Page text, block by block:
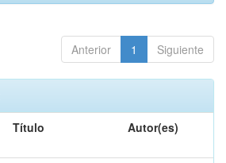
Anterior 1 Siguiente
Título Autor(es)